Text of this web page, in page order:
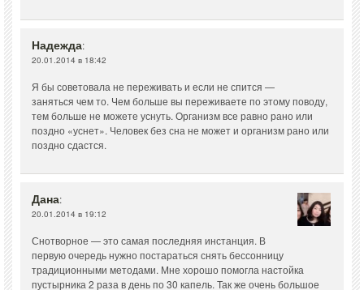
Надежда:
20.01.2014 в 18:42
Я бы советовала не переживать и если не спится —
заняться чем то. Чем больше вы переживаете по этому поводу,
тем больше не можете уснуть. Организм все равно рано или
поздно «уснет». Человек без сна не может и организм рано или
поздно сдастся.
Дана:
20.01.2014 в 19:12
Снотворное — это самая последняя инстанция. В
первую очередь нужно постараться снять бессонницу
традиционными методами. Мне хорошо помогла настойка
пустырника 2 раза в день по 30 капель. Так же очень большое